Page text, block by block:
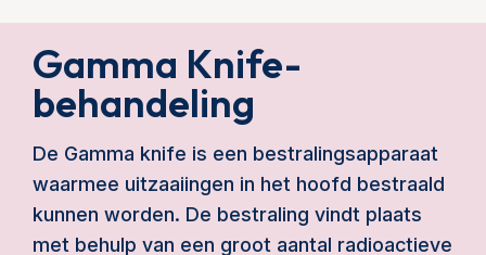
Gamma Knife-
behandeling
De Gamma knife is een bestralingsapparaat
waarmee uitzaaiingen in het hoofd bestraald
kunnen worden. De bestraling vindt plaats
met behulp van een groot aantal radioactieve